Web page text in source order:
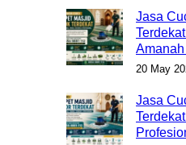
Jasa
20 May
Jasa